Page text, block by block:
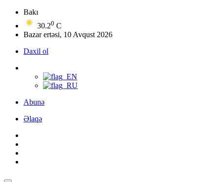
Bakı
30.20 C
Bazar ertəsi, 10 Avqust 2026
Daxil ol
Abunə
Əlaqə